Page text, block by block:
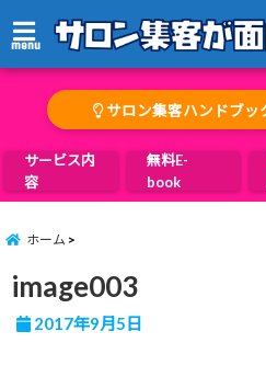
menu
サロン集客ハンドブッ
サービス内
容
無料E-
book
ホーム
image003
2017年9月5日